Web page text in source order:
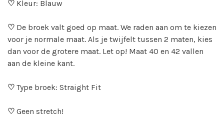
♡ Kleur: Blauw
♡ De broek valt goed op maat. We raden aan om te kiezen
voor je normale maat. Als je twijfelt tussen 2 maten, kies
dan voor de grotere maat. Let op! Maat 40 en 42 vallen
aan de kleine kant.
♡ Type broek: Straight Fit
♡ Geen stretch!